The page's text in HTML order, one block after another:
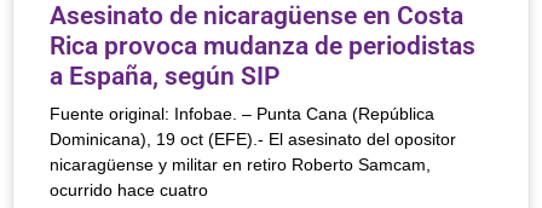
Asesinato de nicaragüense en Costa
Rica provoca mudanza de periodistas
a España, según SIP
Fuente original: Infobae. – Punta Cana (República
Dominicana), 19 oct (EFE).- El asesinato del opositor
nicaragüense y militar en retiro Roberto Samcam,
ocurrido hace cuatro